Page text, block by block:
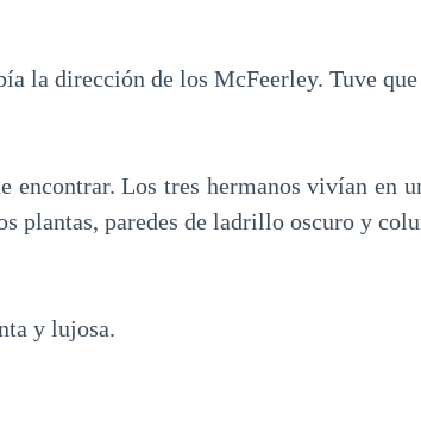
la dirección de los McFeerley. Tuve
encontrar. Los tres hermanos vivían en
plantas, paredes de ladrillo oscuro y
y lujosa.